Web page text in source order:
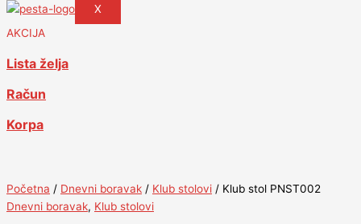
X
AKCIJA
Lista želja
Račun
Korpa
Početna / Dnevni boravak / Klub stolovi / Klub stol PNST002
Dnevni boravak, Klub stolovi